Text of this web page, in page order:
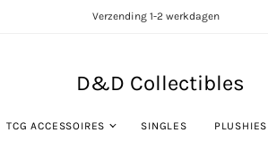
Verzending 1-2 werkdagen
D&D Collectibles
TCG ACCESSOIRES SINGLES PLUSHIES